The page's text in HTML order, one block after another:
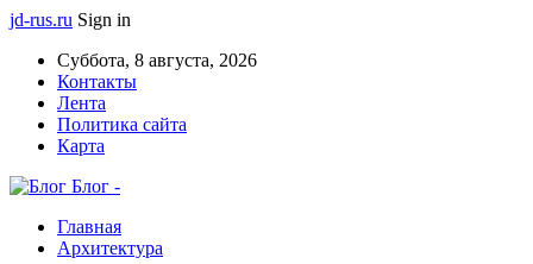
jd-rus.ru Sign in
Суббота, 8 августа, 2026
Контакты
Лента
Политика сайта
Карта
Блог -
Главная
Архитектура